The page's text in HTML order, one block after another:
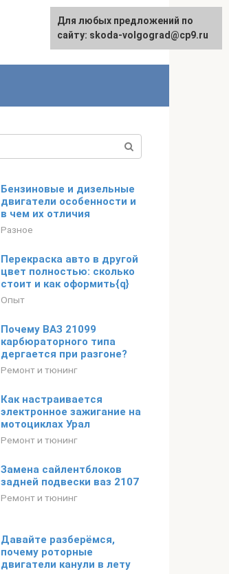
Бензиновые и дизельные
двигатели особенности и
в чем их отличия
Разное
Перекраска авто в другой
цвет полностью: сколько
стоит и как оформить{q}
Опыт
Почему ВАЗ 21099
карбюраторного типа
дергается при разгоне?
Ремонт и тюнинг
Как настраивается
электронное зажигание на
мотоциклах Урал
Ремонт и тюнинг
Замена сайлентблоков
задней подвески ваз 2107
Ремонт и тюнинг
Давайте разберёмся,
почему роторные
двигатели канули в лету
Для любых предложений по
сайту: skoda-volgograd@cp9.ru